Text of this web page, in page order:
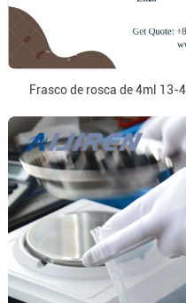
Frasco de rosca de 4ml